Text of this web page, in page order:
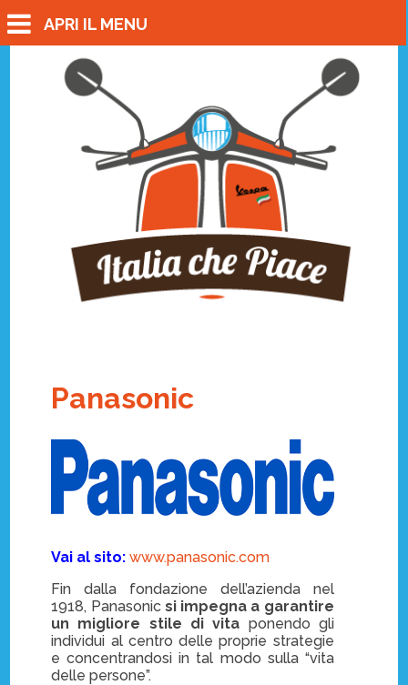
APRI IL MENU
Panasonic
Vai al sito: www.panasonic.com
Fin dalla fondazione dell’azienda nel
1918, Panasonic si impegna a garantire
un migliore stile di vita ponendo gli
individui al centro delle proprie strategie
e concentrandosi in tal modo sulla “vita
delle persone”.